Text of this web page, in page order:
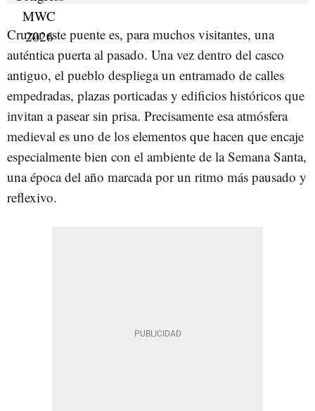
Cruzar este puente es, para muchos visitantes, una
auténtica puerta al pasado. Una vez dentro del casco
antiguo, el pueblo despliega un entramado de calles
empedradas, plazas porticadas y edificios históricos que
invitan a pasear sin prisa. Precisamente esa atmósfera
medieval es uno de los elementos que hacen que encaje
especialmente bien con el ambiente de la Semana Santa,
una época del año marcada por un ritmo más pausado y
reflexivo.